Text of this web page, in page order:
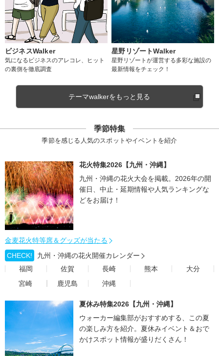
ビジネスWalker
気になるビジネスのアレコレ、ヒット
の裏側を徹底調査
星野リゾートWalker
星野リゾートが運営する多彩な施設の
最新情報をチェック！
テーマwalkerをもっと見る
季節特集
季節を感じる人気のスポットやイベントを紹介
花火特集2026【九州・沖縄】
九州・沖縄の花火大会を掲載。2026年の開
催日、中止・延期情報や人気ランキングな
どをお届け！
金麦花火特等席＆グッズが当たる
CHECK!
九州・沖縄の花火開催カレンダー
福岡
佐賀 長崎 熊本
大分
宮崎
鹿児島 沖縄
夏休み特集2026【九州・沖縄】
ウォーカー編集部がおすすめする、この夏
の楽しみ方を紹介。夏休みイベント＆おで
かけスポット情報が盛りだくさん！